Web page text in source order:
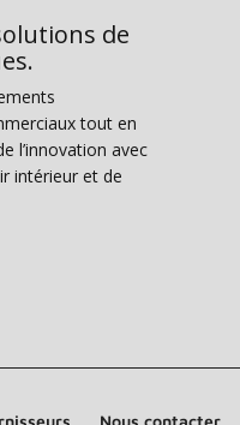
de
tout en
l’innovation avec
intérieur et de